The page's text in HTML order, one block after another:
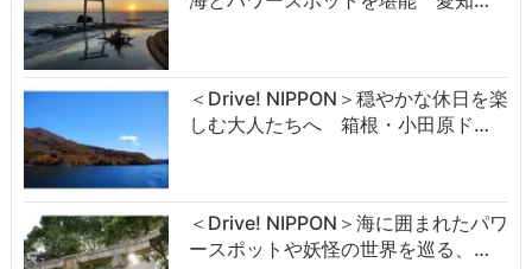
＜Drive! NIPPON＞穏やかな休日を楽
しむ大人たちへ 箱根・小田原ド…
＜Drive! NIPPON＞海に囲まれたパワ
ースポットや妖怪の世界を巡る、…